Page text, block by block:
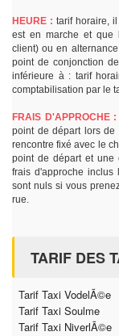
HEURE : tarif horaire,
est en marche et que
client) ou en
point de conjonction
inférieure à : tarif
comptabilisation par le
FRAIS D'APPROCHE :
point de départ lors
rencontre fixé avec le
point de départ et une
frais d'approche inclus
sont nuls si vous
rue.
TARIF DES
Tarif Taxi VodelÃ©e
Tarif Taxi Soulme
Tarif Taxi NiverlÃ©e